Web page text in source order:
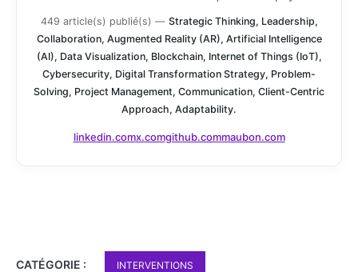
449 article(s) publié(s) — Strategic Thinking, Leadership,
Collaboration, Augmented Reality (AR), Artificial Intelligence
(AI), Data Visualization, Blockchain, Internet of Things (IoT),
Cybersecurity, Digital Transformation Strategy, Problem-
Solving, Project Management, Communication, Client-Centric
Approach, Adaptability.
linkedin.comx.comgithub.commaubon.com
CATÉGORIE : INTERVENTIONS